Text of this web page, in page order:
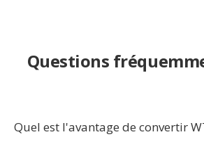
Questions
Quel est l'avantage de convertir